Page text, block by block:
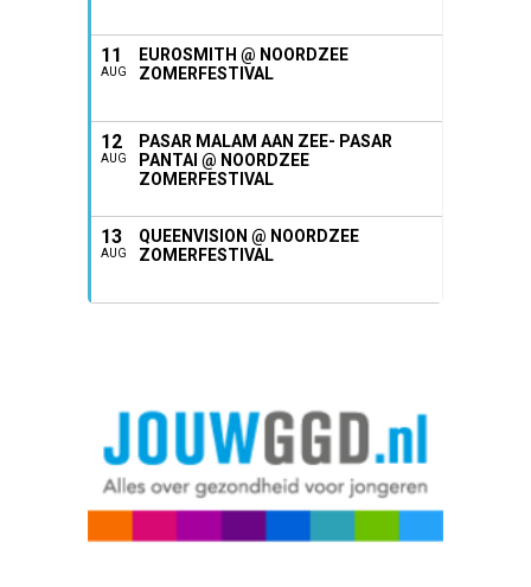
11
AUG
EUROSMITH @ NOORDZEE
ZOMERFESTIVAL
12
AUG
PASAR MALAM AAN ZEE- PASAR
PANTAI @ NOORDZEE
ZOMERFESTIVAL
13
AUG
QUEENVISION @ NOORDZEE
ZOMERFESTIVAL